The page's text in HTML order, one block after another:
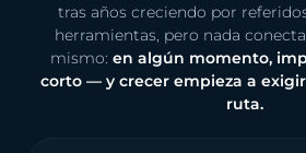
tras años creciendo por
herramientas, pero nada
mismo: en algún momento,
corto — y crecer empieza a
ruta.